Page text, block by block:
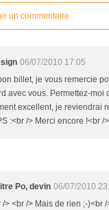
un commentaire
06/07/2010 17:05
billet, je vous remercie
avec vous. Permettez-moi
excellent, je reviendrai
:<br /> Merci encore !<br /
Po, devin 06/07/2010
/> <br /> Mais de rien ;-)<br /